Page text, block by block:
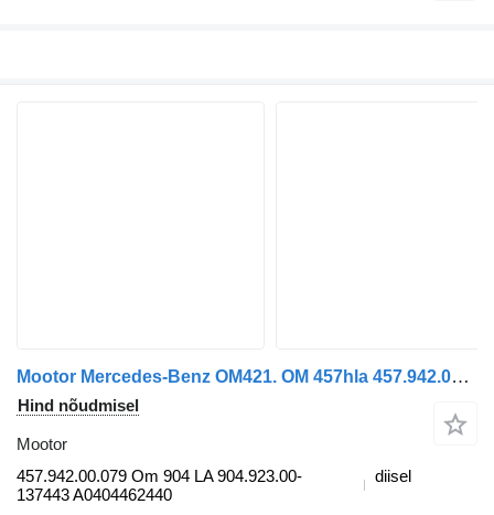
Mootor Mercedes-Benz OM421. OM 457hla 457.942.00.079 tüübi jaoks bussi
Hind nõudmisel
Mootor
457.942.00.079 Om 904 LA 904.923.00-
137443 A0404462440
diisel